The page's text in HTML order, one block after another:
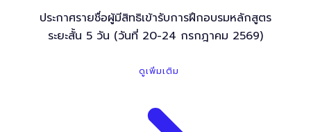
ประกาศรายชื่อผู้มีสิทธิเข้ารับการฝึกอบรมหลักสูตร
ระยะสั้น 5 วัน (วันที่ 20-24 กรกฎาคม 2569)
ดูเพิ่มเติม